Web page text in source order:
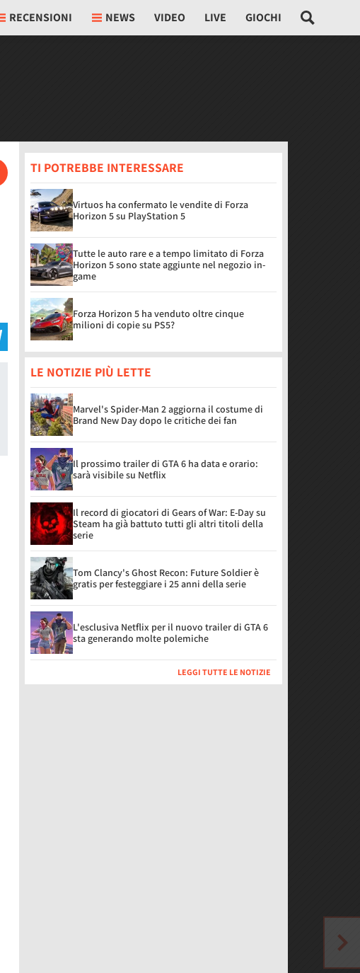
RECENSIONI NEWS VIDEO LIVE GIOCHI
TI POTREBBE INTERESSARE
Virtuos ha confermato le vendite di Forza
Horizon 5 su PlayStation 5
Tutte le auto rare e a tempo limitato di Forza
Horizon 5 sono state aggiunte nel negozio in-
game
Forza Horizon 5 ha venduto oltre cinque
milioni di copie su PS5?
LE NOTIZIE PIÙ LETTE
Marvel's Spider-Man 2 aggiorna il costume di
Brand New Day dopo le critiche dei fan
Il prossimo trailer di GTA 6 ha data e orario:
sarà visibile su Netflix
Il record di giocatori di Gears of War: E-Day su
Steam ha già battuto tutti gli altri titoli della
serie
Tom Clancy's Ghost Recon: Future Soldier è
gratis per festeggiare i 25 anni della serie
L'esclusiva Netflix per il nuovo trailer di GTA 6
sta generando molte polemiche
LEGGI TUTTE LE NOTIZIE